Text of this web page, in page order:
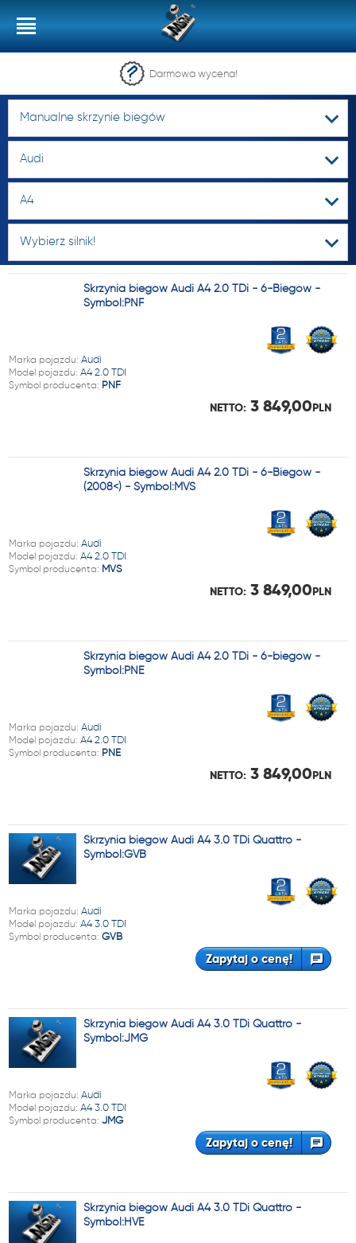
Darmowa wycena!
Manualne skrzynie biegów
Audi
A4
Wybierz silnik!
Skrzynia biegów Audi A4 2.0 TDi - 6-Biegów -
Symbol:PNF
Marka pojazdu: Audi
Model pojazdu: A4 2.0 TDI
Symbol producenta: PNF
NETTO: 3 849,00PLN
Skrzynia biegów Audi A4 2.0 TDi - 6-Biegów -
(2008<) - Symbol:MVS
Marka pojazdu: Audi
Model pojazdu: A4 2.0 TDI
Symbol producenta: MVS
NETTO: 3 849,00PLN
Skrzynia biegów Audi A4 2.0 TDi - 6-biegów -
Symbol:PNE
Marka pojazdu: Audi
Model pojazdu: A4 2.0 TDI
Symbol producenta: PNE
NETTO: 3 849,00PLN
Skrzynia biegów Audi A4 3.0 TDi Quattro -
Symbol:GVB
Marka pojazdu: Audi
Model pojazdu: A4 3.0 TDI
Symbol producenta: GVB
Zapytaj o cenę!
Skrzynia biegów Audi A4 3.0 TDi Quattro -
Symbol:JMG
Marka pojazdu: Audi
Model pojazdu: A4 3.0 TDI
Symbol producenta: JMG
Zapytaj o cenę!
Skrzynia biegów Audi A4 3.0 TDi Quattro -
Symbol:HVE